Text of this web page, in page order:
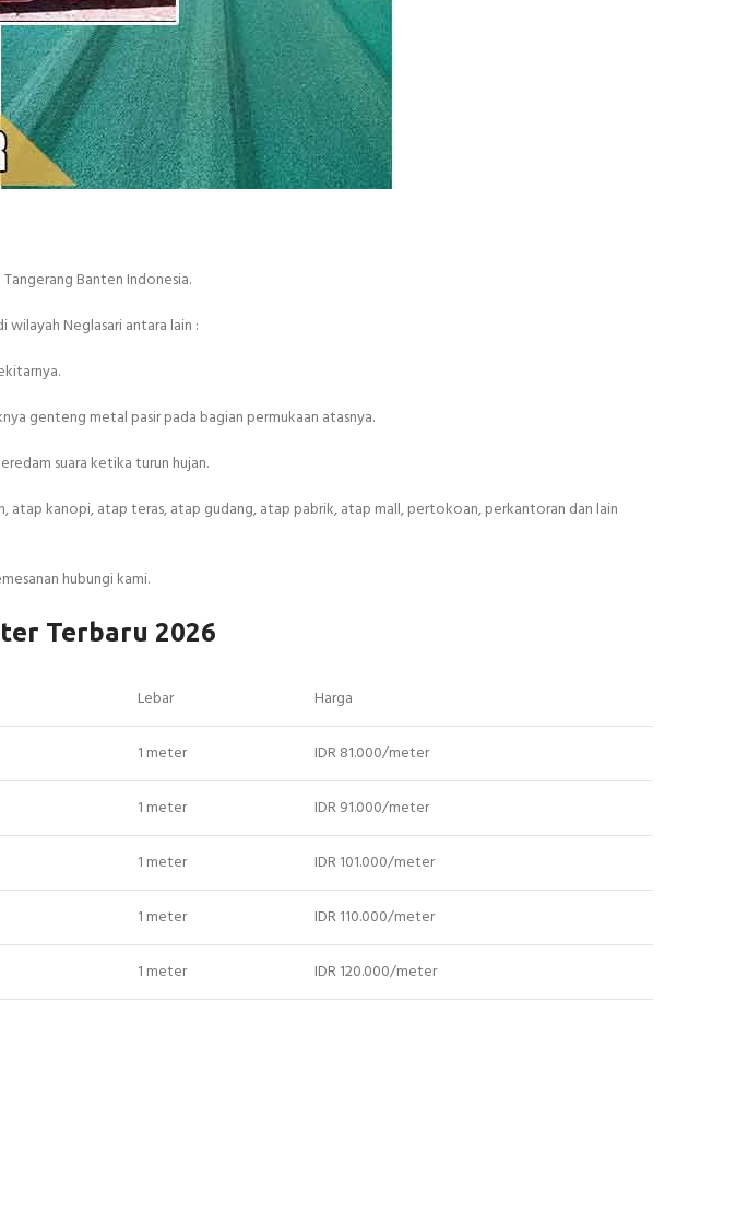
Banten Indonesia.
wilayah Neglasari antara lain :
genteng metal pasir pada bagian permukaan atasnya.
suara ketika turun hujan.
kanopi, atap teras, atap gudang, atap pabrik, atap mall, pertokoan, perkantoran dan lain
hubungi kami.
Terbaru 2026
Lebar Harga
1 meter IDR 81.000/meter
1 meter IDR 91.000/meter
1 meter IDR 101.000/meter
1 meter IDR 110.000/meter
1 meter IDR 120.000/meter